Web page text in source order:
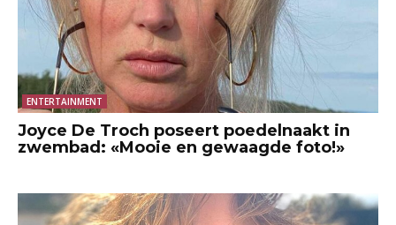
ENTERTAINMENT
Joyce De Troch poseert poedelnaakt in
zwembad: «Mooie en gewaagde foto!»